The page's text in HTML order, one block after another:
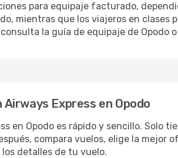
para equipaje facturado,
mientras que los viajeros en
la guía de equipaje de Opodo
Express en Opodo
en Opodo es rápido y sencillo. Solo
compara vuelos, elige la mejor
detalles de tu vuelo.